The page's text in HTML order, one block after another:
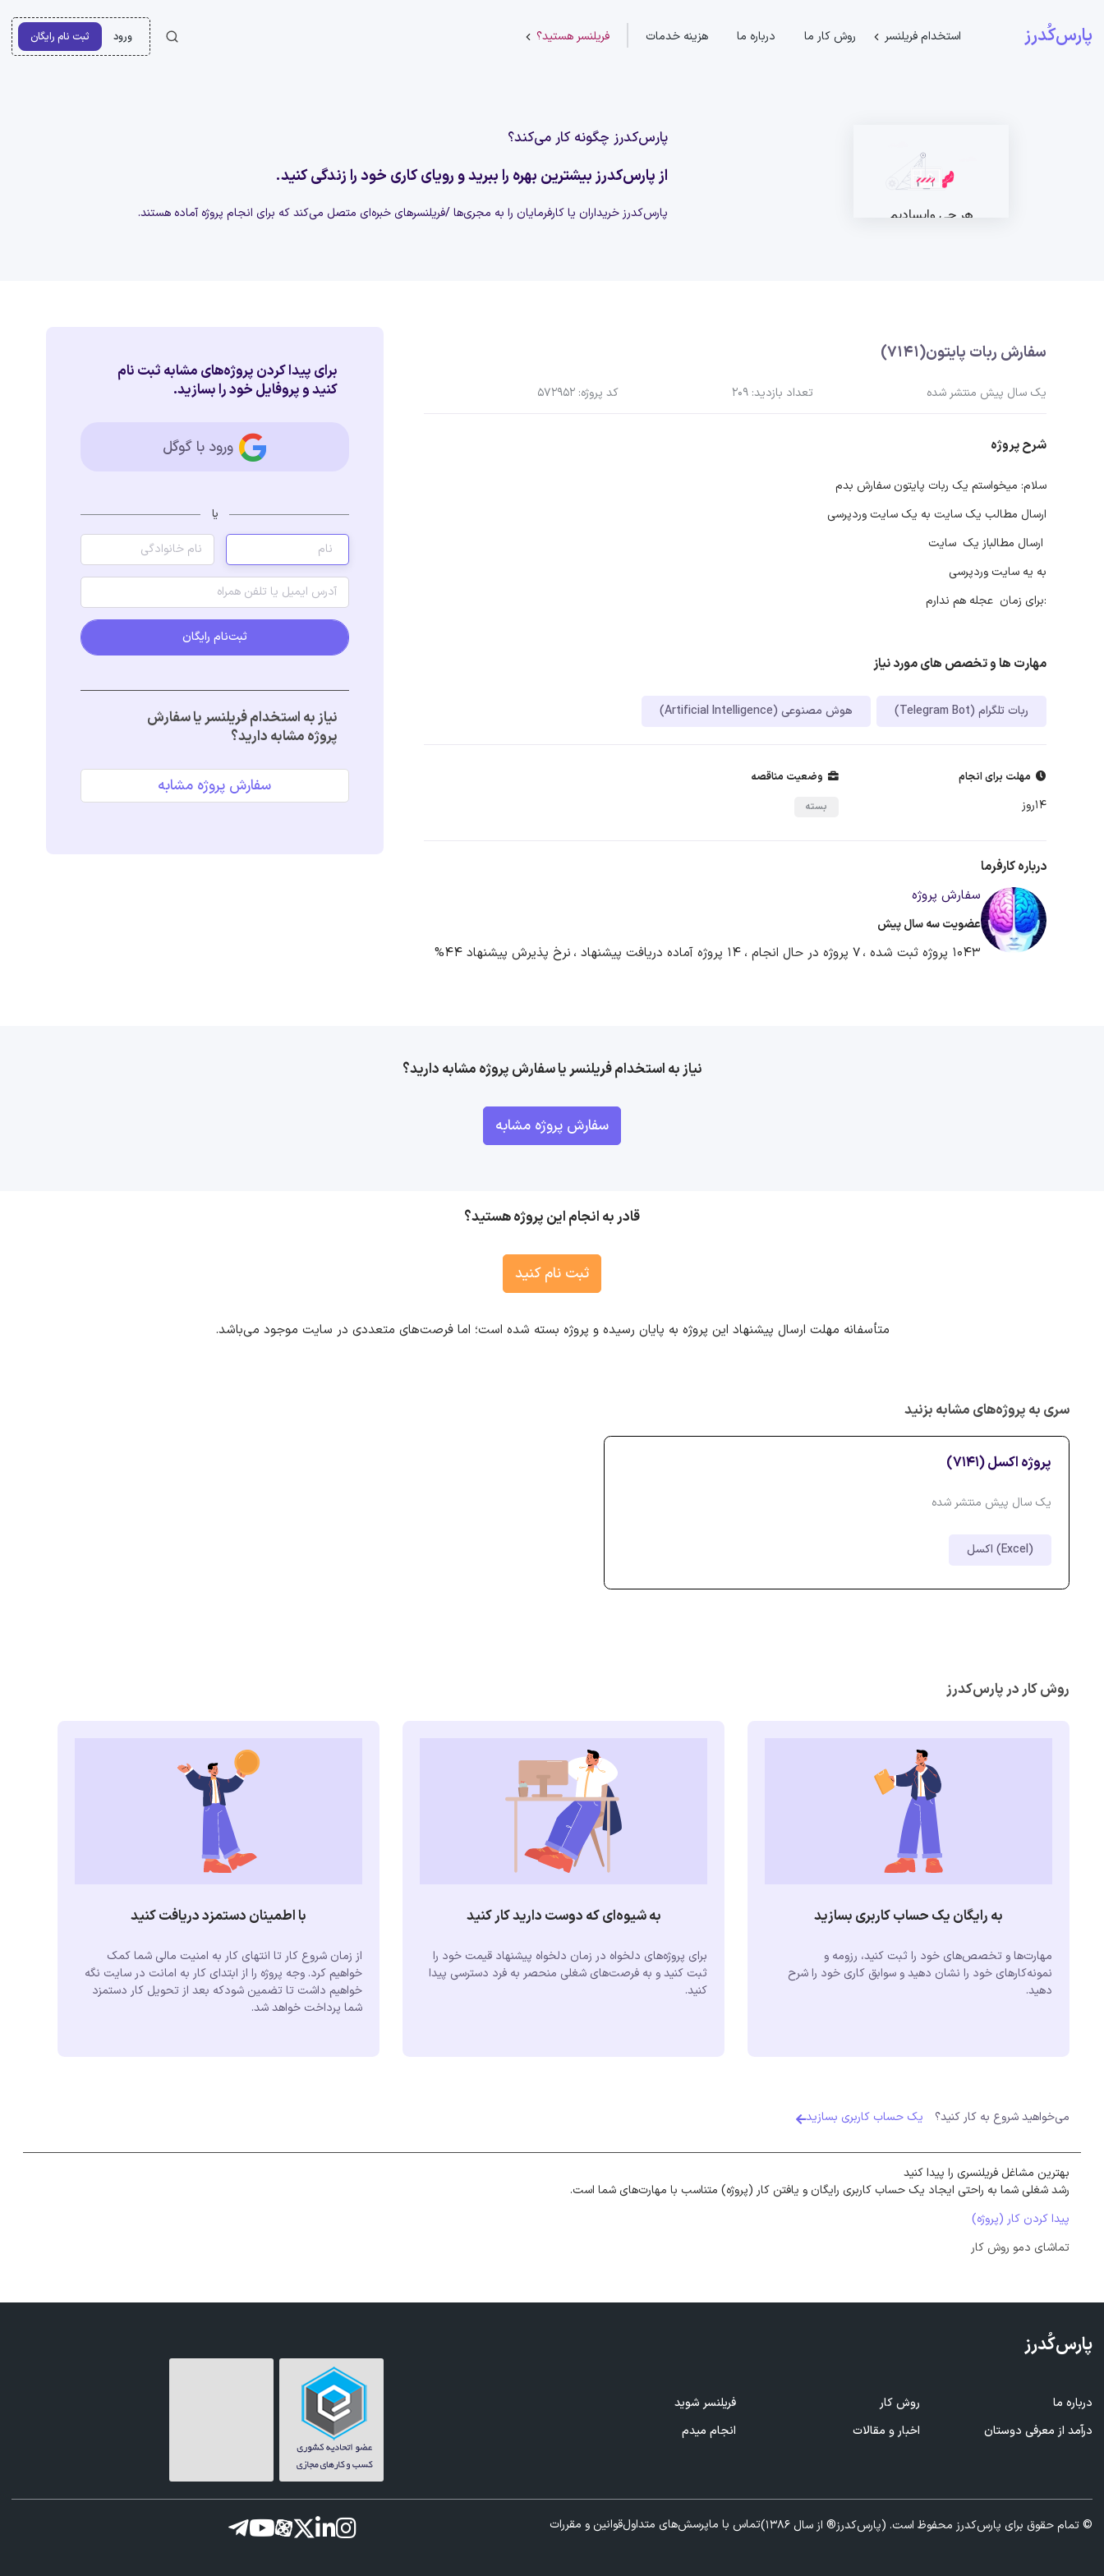
پارس‌کُدرز استخدام فریلنسر روش کار ما درباره ما هزینه خدمات فریلنسر هستید؟ ورود ثبت نام رایگان
پارس‌کدرز چگونه کار می‌کند؟
از پارس‌کدرز بیشترین بهره را ببرید و رویای کاری خود را زندگی کنید.
پارس‌کدرز خریداران یا کارفرمایان را به مجری‌ها /فریلنسرهای خبره‌ای متصل می‌کند که برای انجام پروژه آماده هستند.
سفارش ربات پایتون(7141)
یک سال پیش منتشر شده تعداد بازدید: 209 کد پروژه: 572952
شرح پروژه
سلام: میخواستم یک ربات پایتون سفارش بدم
ارسال مطالب یک سایت به یک سایت وردپرسی
ارسال مطالباز یک سایت
به یه سایت وردپرسی
:برای زمان عجله هم ندارم
مهارت ها و تخصص های مورد نیاز
ربات تلگرام (Telegram Bot) هوش مصنوعی (Artificial Intelligence)
مهلت برای انجام
14روز
وضعیت مناقصه
بسته
درباره کارفرما
سفارش پروژه
عضویت سه سال پیش
1043 پروژه ثبت شده ، 7 پروژه در حال انجام ، 14 پروژه آماده دریافت پیشنهاد ، نرخ پذیرش پیشنهاد 44%
برای پیدا کردن پروژه‌های مشابه ثبت نام
کنید و پروفایل خود را بسازید.
ورود با گوگل
یا
ثبت‌نام رایگان
نیاز به استخدام فریلنسر یا سفارش
پروژه مشابه دارید؟
سفارش پروژه مشابه
نیاز به استخدام فریلنسر یا سفارش پروژه مشابه دارید؟
سفارش پروژه مشابه
قادر به انجام این پروژه هستید؟
ثبت نام کنید
متأسفانه مهلت ارسال پیشنهاد این پروژه به پایان رسیده و پروژه بسته شده است؛ اما فرصت‌های متعددی در سایت موجود می‌باشد.
سری به پروژه‌های مشابه بزنید
پروژه اکسل (7141)
یک سال پیش منتشر شده
اکسل (Excel)
روش کار در پارس‌کدرز
به رایگان یک حساب کاربری بسازید
مهارت‌ها و تخصص‌های خود را ثبت کنید، رزومه و
نمونه‌کارهای خود را نشان دهید و سوابق کاری خود را شرح
دهید.
به شیوه‌ای که دوست دارید کار کنید
برای پروژه‌های دلخواه در زمان دلخواه پیشنهاد قیمت خود را
ثبت کنید و به فرصت‌های شغلی منحصر به فرد دسترسی پیدا
کنید.
با اطمینان دستمزد دریافت کنید
از زمان شروع کار تا انتهای کار به امنیت مالی شما کمک
خواهیم کرد. وجه پروژه را از ابتدای کار به امانت در سایت نگه
خواهیم داشت تا تضمین شودکه بعد از تحویل کار دستمزد
شما پرداخت خواهد شد.
می‌خواهید شروع به کار کنید؟ یک حساب کاربری بسازید
بهترین مشاغل فریلنسری را پیدا کنید
رشد شغلی شما به راحتی ایجاد یک حساب کاربری رایگان و یافتن کار (پروژه) متناسب با مهارت‌های شما است.
پیدا کردن کار (پروژه)
تماشای دمو روش کار
پارس‌کُدرز
درباره ما روش کار
فریلنسر شوید
درآمد از معرفی دوستان اخبار و مقالات انجام میدم
© تمام حقوق برای پارس‌کدرز محفوظ است. (پارس‌کدرز® از سال 1386) تماس با ماپرسش‌های متداولقوانین و مقررات